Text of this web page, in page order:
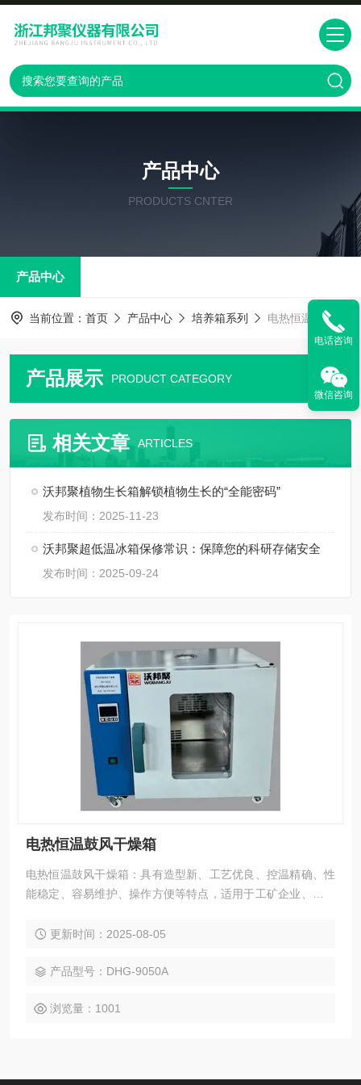
产品中心
PRODUCTS CNTER
产品中心
当前位置： 首页 产品中心 培养箱系列 电热恒温鼓风干燥箱
产品展示 PRODUCT CATEGORY
相关文章 ARTICLES
沃邦聚植物生长箱解锁植物生长的“全能密码”
发布时间：2025-11-23
沃邦聚超低温冰箱保修常识：保障您的科研存储安全
发布时间：2025-09-24
电热恒温鼓风干燥箱
电热恒温鼓风干燥箱：具有造型新、工艺优良、控温精确、性
能稳定、容易维护、操作方便等特点，适用于工矿企业、科研
更新时间：2025-08-05
产品型号：DHG-9050A
浏览量：1001
电话咨询
微信咨询